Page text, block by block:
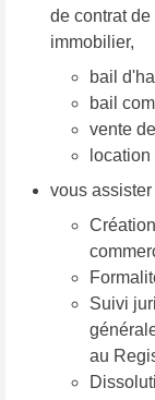
de contrat
immobilier,
bail
bail
vente
vous
Suivi
au